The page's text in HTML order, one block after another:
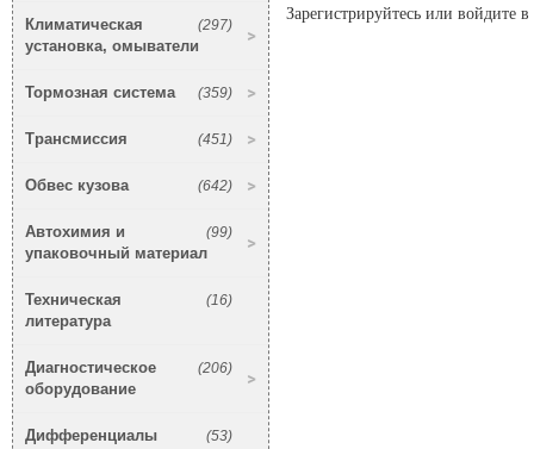
(297)
Климатическая
установка, омыватели
(359)
Тормозная система
(451)
Трансмиссия
(642)
Обвес кузова
(99)
Автохимия и
упаковочный материал
(16)
Техническая
литература
(206)
Диагностическое
оборудование
(53)
Дифференциалы
Зарегистрируйтесь или войдите